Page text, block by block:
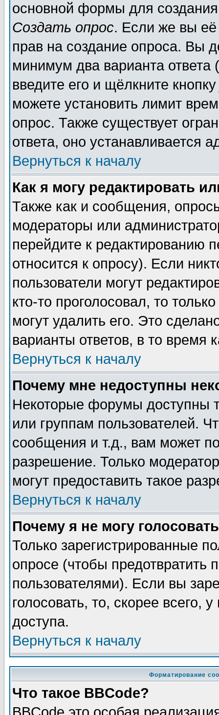
основной формы для
Создать опрос. Если же вы её
прав на создание опроса. Вы
минимум два варианта ответа
введите его и щёлкните
можете установить лимит
опрос. Также существует
ответа, оно устанавливается
Вернуться к началу
Как я могу редактировать
Также как и сообщения,
модераторы или
перейдите к редактированию
относится к опросу). Если
пользователи могут
кто-то проголосовал, то
могут удалить его. Это
варианты ответов, в то время
Вернуться к началу
Почему мне недоступны
Некоторые форумы доступны
или группам пользователей.
сообщения и т.д., вам может
разрешение. Только
могут предоставить такое
Вернуться к началу
Почему я не могу
Только зарегистрированные
опросе (чтобы предотвратить
пользователями). Если вы
голосовать, то, скорее всего,
доступа.
Вернуться к началу
Форматирование
Что такое BBCode?